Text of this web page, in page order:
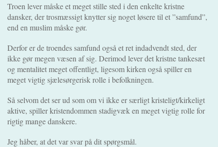
Troen lever måske et meget stille sted i den enkelte kristne
dansker, der trosmæssigt knytter sig noget løsere til et ”samfund”,
end en muslim måske gør.
Derfor er de troendes samfund også et ret indadvendt sted, der
ikke gør megen væsen af sig. Derimod lever det kristne tankesæt
og mentalitet meget offentligt, ligesom kirken også spiller en
meget vigtig sjælesørgerisk rolle i befolkningen.
Så selvom det ser ud som om vi ikke er særligt kristeligt/kirkeligt
aktive, spiller kristendommen stadigvæk en meget vigtig rolle for
rigtig mange danskere.
Jeg håber, at det var svar på dit spørgsmål.